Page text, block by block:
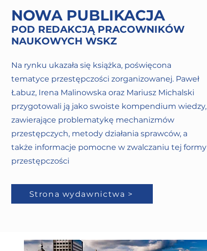
POD REDAKCJĄ PRACOWNIKÓW
NAUKOWYCH WSKZ
NOWA PUBLIKACJA
Na rynku ukazała się książka, poświęcona
tematyce przestępczości zorganizowanej. Paweł
Łabuz, Irena Malinowska oraz Mariusz Michalski
przygotowali ją jako swoiste kompendium wiedzy,
zawierające problematykę mechanizmów
przestępczych, metody działania sprawców, a
także informacje pomocne w zwalczaniu tej formy
przestępczości
Strona wydawnictwa >